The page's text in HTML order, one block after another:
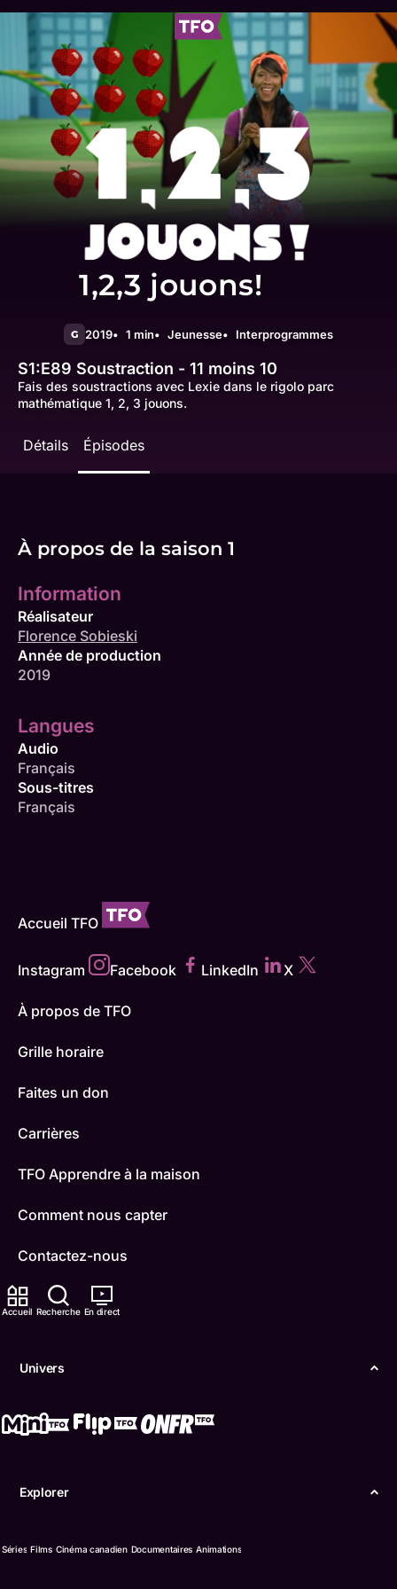
Accueil Recherche En direct
Univers
Explorer
Séries Films Cinéma canadien Documentaires Animations
1,2,3 jouons!
G 2019 1 min Jeunesse Interprogrammes
S1:E89 Soustraction - 11 moins 10
Fais des soustractions avec Lexie dans le rigolo parc
mathématique 1, 2, 3 jouons.
Détails Épisodes
À propos de la saison 1
Information
Réalisateur
Florence Sobieski
Année de production
2019
Langues
Audio
Français
Sous-titres
Français
Accueil TFO
Instagram Facebook LinkedIn X
À propos de TFO
Grille horaire
Faites un don
Carrières
TFO Apprendre à la maison
Comment nous capter
Contactez-nous
ONFR
Boukili
Conditions d'utilisation
Confidentialité
© Office des télécommunications éducatives de